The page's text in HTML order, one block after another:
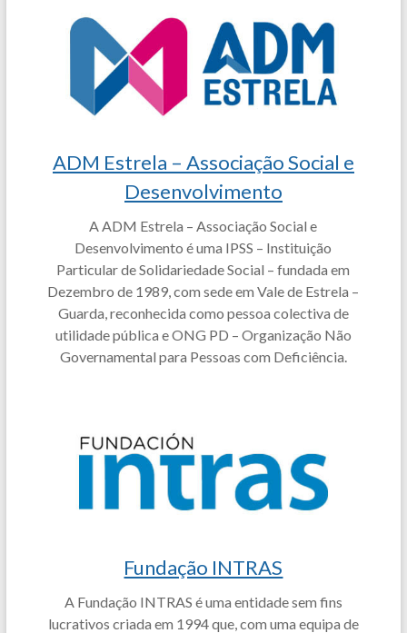
ADM Estrela – Associação Social e
Desenvolvimento
A ADM Estrela – Associação Social e
Desenvolvimento é uma IPSS – Instituição
Particular de Solidariedade Social – fundada em
Dezembro de 1989, com sede em Vale de Estrela –
Guarda, reconhecida como pessoa colectiva de
utilidade pública e ONG PD – Organização Não
Governamental para Pessoas com Deficiência.
Fundação INTRAS
A Fundação INTRAS é uma entidade sem fins
lucrativos criada em 1994 que, com uma equipa de